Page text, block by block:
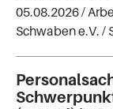
05.08.2026 /
Schwaben e.V. /